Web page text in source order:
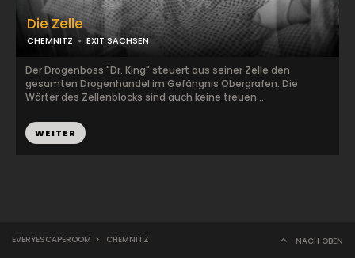
Die Zelle
CHEMNITZ EXIT SACHSEN
Der Drogenboss "Dr. King" steuert aus seiner Zelle den
gesamten Drogenhandel im Gefängnis Obergrafen. Die
Wärter des Zellenblocks sind auch keine treuen...
WEITER
EVERYESCAPEROOM > CHEMNITZ NACH OBEN